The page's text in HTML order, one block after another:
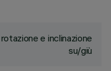
rotazione e inclinazione
su/giù